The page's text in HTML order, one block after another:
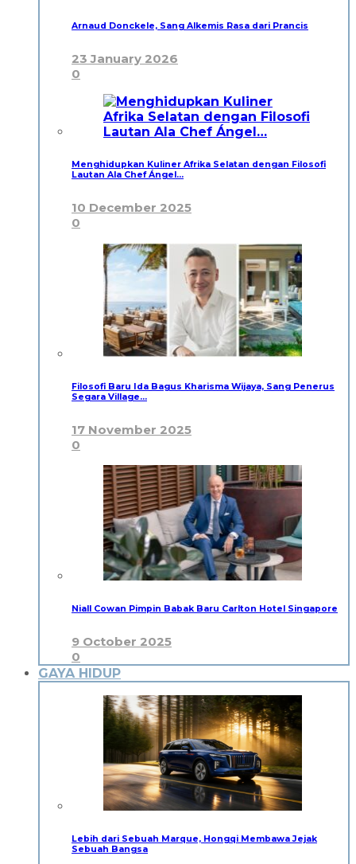
Arnaud Donckele, Sang Alkemis Rasa dari Prancis
23 January 2026
0
Menghidupkan Kuliner Afrika Selatan dengan Filosofi
Lautan Ala Chef Ángel…
10 December 2025
0
Filosofi Baru Ida Bagus Kharisma Wijaya, Sang Penerus
Segara Village…
17 November 2025
0
Niall Cowan Pimpin Babak Baru Carlton Hotel Singapore
9 October 2025
0
GAYA HIDUP
Lebih dari Sebuah Marque, Hongqi Membawa Jejak
Sebuah Bangsa